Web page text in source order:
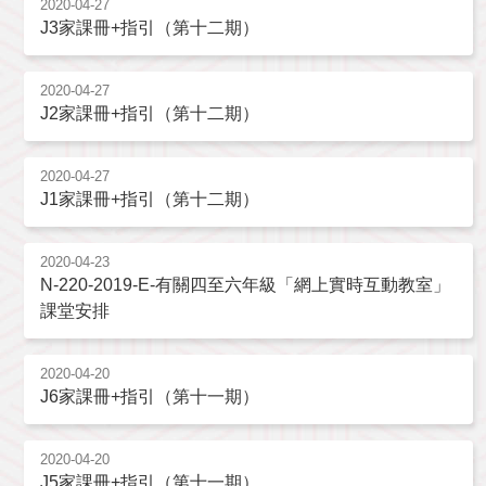
2020-04-27
J3家課冊+指引（第十二期）
2020-04-27
J2家課冊+指引（第十二期）
2020-04-27
J1家課冊+指引（第十二期）
2020-04-23
N-220-2019-E-有關四至六年級「網上實時互動教室」
課堂安排
2020-04-20
J6家課冊+指引（第十一期）
2020-04-20
J5家課冊+指引（第十一期）